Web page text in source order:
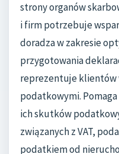
strony organów
i firm potrzebuje
doradza w zakresie
przygotowania
reprezentuje klientów
podatkowymi.
ich skutków
związanych z VAT,
podatkiem od